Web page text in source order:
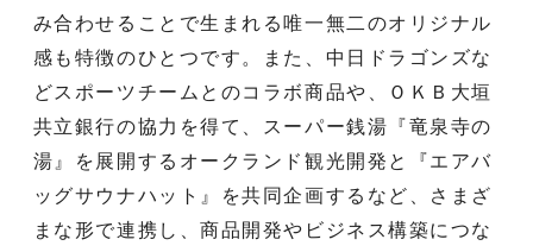
み合わせることで生まれる唯一無二のオリジナル
感も特徴のひとつです。また、中日ドラゴンズな
どスポーツチームとのコラボ商品や、ＯＫＢ大垣
共立銀行の協力を得て、スーパー銭湯『竜泉寺の
湯』を展開するオークランド観光開発と『エアバ
ッグサウナハット』を共同企画するなど、さまざ
まな形で連携し、商品開発やビジネス構築につな